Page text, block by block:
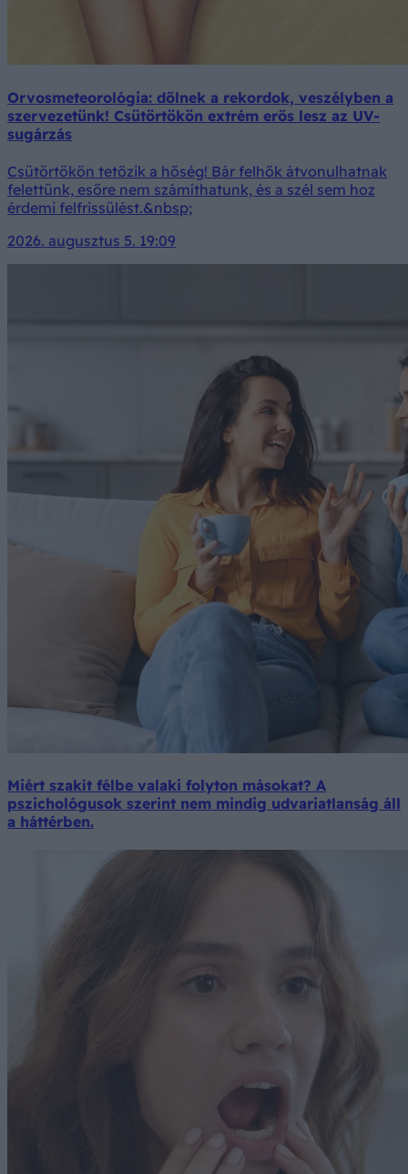
Orvosmeteorológia: dőlnek a rekordok, veszélyben a
szervezetünk! Csütörtökön extrém erős lesz az UV-
sugárzás
Csütörtökön tetőzik a hőség! Bár felhők átvonulhatnak
felettünk, esőre nem számíthatunk, és a szél sem hoz
érdemi felfrissülést.&nbsp;
2026. augusztus 5. 19:09
Miért szakít félbe valaki folyton másokat? A
pszichológusok szerint nem mindig udvariatlanság áll
a háttérben.